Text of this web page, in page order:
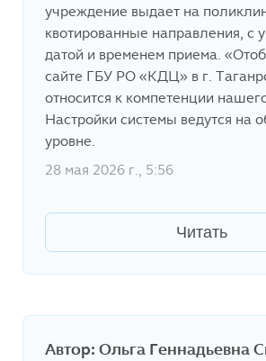
учреждение выдает на
квотированные направления, с
датой и временем приема.
сайте ГБУ РО «КДЦ» в г.
относится к компетенции
Настройки системы ведутся на
уровне.
28 мая 2026 г., 5:56
Читать
Автор: Ольга Геннадьевна